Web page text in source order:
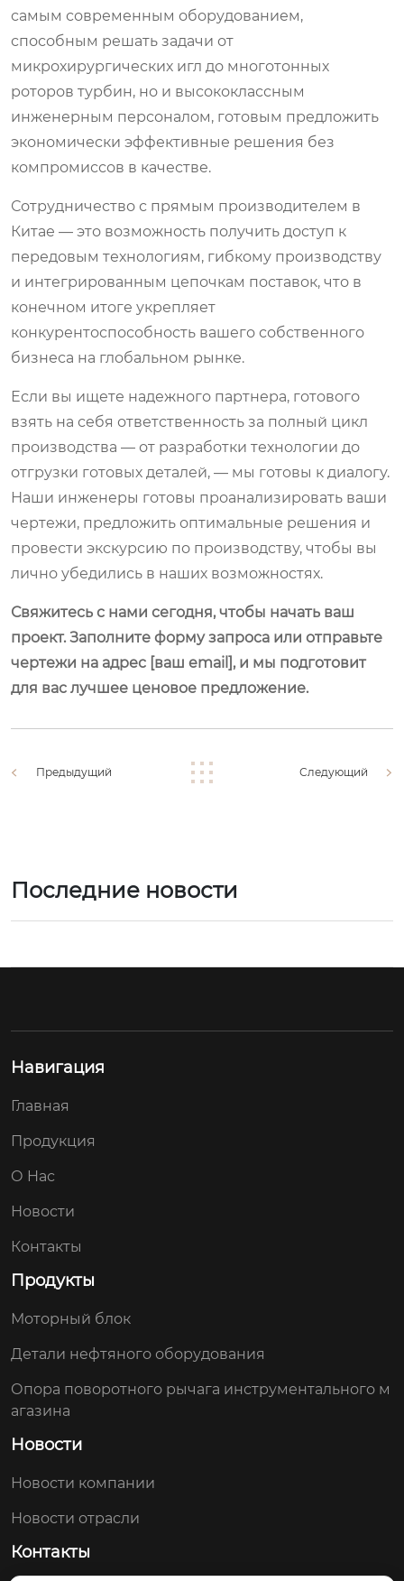
самым современным оборудованием,
способным решать задачи от
микрохирургических игл до многотонных
роторов турбин, но и высококлассным
инженерным персоналом, готовым предложить
экономически эффективные решения без
компромиссов в качестве.
Сотрудничество с прямым производителем в
Китае — это возможность получить доступ к
передовым технологиям, гибкому производству
и интегрированным цепочкам поставок, что в
конечном итоге укрепляет
конкурентоспособность вашего собственного
бизнеса на глобальном рынке.
Если вы ищете надежного партнера, готового
взять на себя ответственность за полный цикл
производства — от разработки технологии до
отгрузки готовых деталей, — мы готовы к диалогу.
Наши инженеры готовы проанализировать ваши
чертежи, предложить оптимальные решения и
провести экскурсию по производству, чтобы вы
лично убедились в наших возможностях.
Свяжитесь с нами сегодня, чтобы начать ваш
проект. Заполните форму запроса или отправьте
чертежи на адрес [ваш email], и мы подготовит
для вас лучшее ценовое предложение.
Предыдущий Следующий
Последние новости
Навигация
Главная
Продукция
О Hас
Новости
Контакты
Продукты
Моторный блок
Детали нефтяного оборудования
Опора поворотного рычага инструментального м
агазина
Новости
Новости компании
Новости отрасли
Контакты